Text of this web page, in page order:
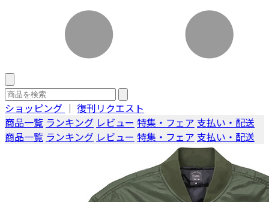
ショッピング ｜ 復刊リクエスト
商品一覧 ランキング レビュー 特集・フェア 支払い・配送
商品一覧 ランキング レビュー 特集・フェア 支払い・配送